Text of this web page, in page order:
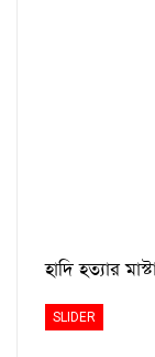
হাদি হত্যার
SLIDER